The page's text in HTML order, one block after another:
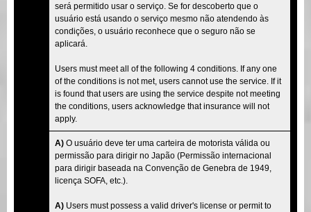
será permitido usar o serviço. Se for descoberto que o
usuário está usando o serviço mesmo não atendendo às
condições, o usuário reconhece que o seguro não se
aplicará.
Users must meet all of the following 4 conditions. If any one
of the conditions is not met, users cannot use the service. If it
is found that users are using the service despite not meeting
the conditions, users acknowledge that insurance will not
apply.
A) O usuário deve ter uma carteira de motorista válida ou
permissão para dirigir no Japão (Permissão internacional
para dirigir baseada na Convenção de Genebra de 1949,
licença SOFA, etc.).
A) Users must possess a valid driver's license or permit to